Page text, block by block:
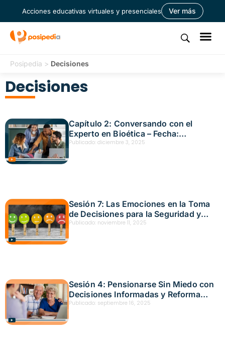
Acciones educativas virtuales y presenciales Ver más
Posipedia > Decisiones
Decisiones
Capítulo 2: Conversando con el
Experto en Bioética – Fecha:
noviembre 25, 2025
Publicado: diciembre 3, 2025
Sesión 7: Las Emociones en la Toma
de Decisiones para la Seguridad y
Salud Laboral – Fecha: noviembre 7,
Publicado: noviembre 11, 2025
Sesión 4: Pensionarse Sin Miedo con
Decisiones Informadas y Reforma
Pensional — Fecha: 5 de septiembre,
Publicado: septiembre 16, 2025